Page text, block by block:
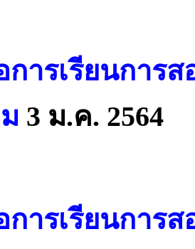
การเรียนการ
3 ม.ค. 2564
การเรียนการ